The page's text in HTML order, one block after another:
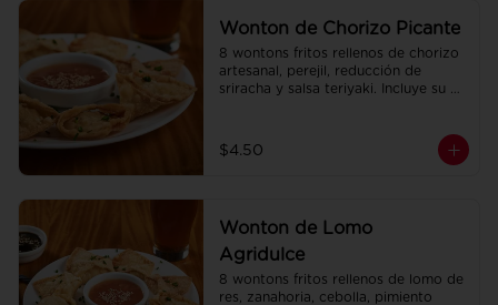
Wonton de Chorizo Picante
8 wontons fritos rellenos de chorizo
artesanal, perejil, reducción de
sriracha y salsa teriyaki. Incluye su
$4.50
Wonton de Lomo
Agridulce
8 wontons fritos rellenos de lomo de
res, zanahoria, cebolla, pimiento